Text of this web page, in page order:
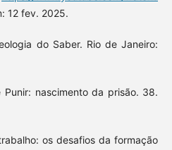
12 fev. 2025.
do Saber. Rio de Janeiro:
Punir: nascimento da prisão. 38.
os desafios da formação